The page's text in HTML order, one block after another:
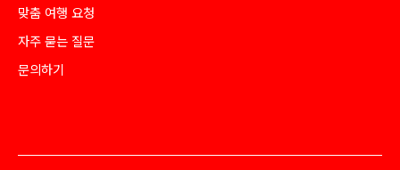
맞춤 여행 요청
자주 묻는 질문
문의하기